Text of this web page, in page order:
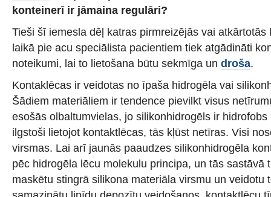
konteinerī ir jāmaina regulāri?
Tieši šī iemesla dēļ katras pirmreizējās vai atkārtotās
laikā pie acu speciālista pacientiem tiek atgādināti
noteikumi, lai to lietošana būtu sekmīga un droša.
Kontaklēcas ir veidotas no īpaša hidrogēla vai
Šādiem materiāliem ir tendence pievilkt visus
esošās olbaltumvielas, jo silikonhidrogēls ir
ilgstoši lietojot kontaktlēcas, tās kļūst netīras. Visi
virsmas. Lai arī jaunās paaudzes silikonhidrogēla
pēc hidrogēla lēcu molekulu principa, un tās sastāvā
maskētu stingrā silikona materiāla virsmu un veidotu